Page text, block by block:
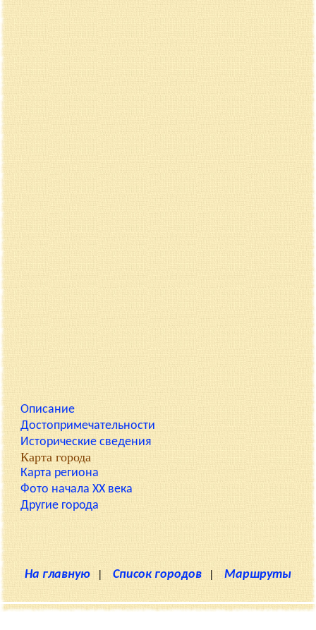
Описание
Достопримечательности
Исторические сведения
Карта города
Карта региона
Фото начала XX века
Другие города
На главную | Список городов | Маршруты